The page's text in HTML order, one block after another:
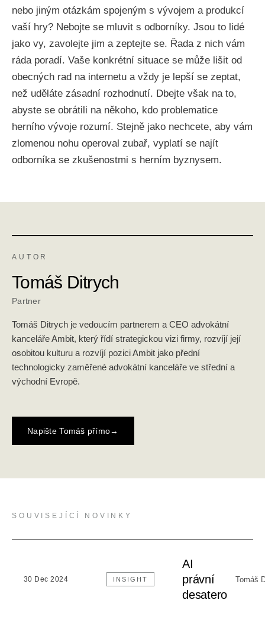
nebo jiným otázkám spojeným s vývojem a produkcí
vaší hry? Nebojte se mluvit s odborníky. Jsou to lidé
jako vy, zavolejte jim a zeptejte se. Řada z nich vám
ráda poradí. Vaše konkrétní situace se může lišit od
obecných rad na internetu a vždy je lepší se zeptat,
než uděláte zásadní rozhodnutí. Dbejte však na to,
abyste se obrátili na někoho, kdo problematice
herního vývoje rozumí. Stejně jako nechcete, aby vám
zlomenou nohu operoval zubař, vyplatí se najít
odborníka se zkušenostmi s herním byznysem.
AUTOR
Tomáš Ditrych
Partner
Tomáš Ditrych je vedoucím partnerem a CEO advokátní
kanceláře Ambit, který řídí strategickou vizi firmy, rozvíjí její
osobitou kulturu a rozvíjí pozici Ambit jako přední
technologicky zaměřené advokátní kanceláře ve střední a
východní Evropě.
Napište Tomáš přímo→
SOUVISEJÍCÍ NOVINKY
30 Dec 2024 INSIGHT
AI
právní
desatero
Tomáš